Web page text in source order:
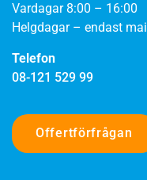
Vardagar 8:00 – 16:00
Helgdagar – endast mail
Telefon
08-121 529 99
Offertförfrågan